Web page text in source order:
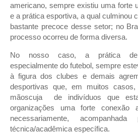
americano, sempre existiu uma forte
e a prática esportiva, a qual culminou
bastante precoce desse setor; no
processo ocorreu de forma diversa.
No nosso caso, a prática de
especialmente do futebol, sempre
à figura dos clubes e demais
desportivas que, em muitos
mãoscuja de indivíduos que
organizações uma forte conexão
necessariamente,
técnica/acadêmica específica.